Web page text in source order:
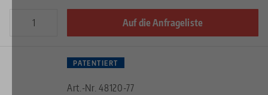
Auf die Anfrageliste
PATENTIERT
Art.-Nr. 48120-77